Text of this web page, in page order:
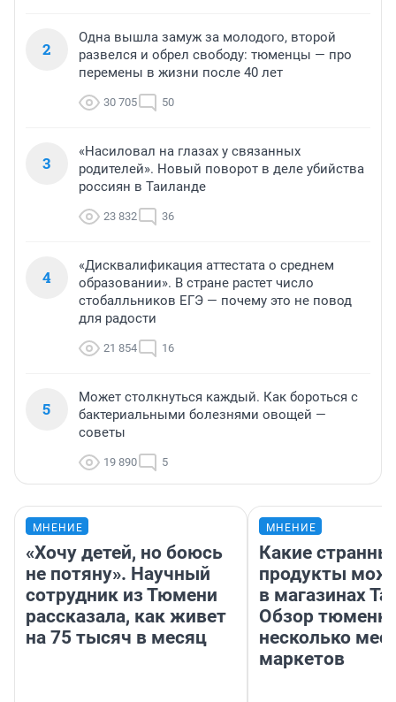
2
Одна вышла замуж за молодого, второй
развелся и обрел свободу: тюменцы — про
перемены в жизни после 40 лет
30 705 50
3
«Насиловал на глазах у связанных
родителей». Новый поворот в деле убийства
россиян в Таиланде
23 832 36
4
«Дисквалификация аттестата о среднем
образовании». В стране растет число
стобалльников ЕГЭ — почему это не повод
для радости
21 854 16
5
Может столкнуться каждый. Как бороться с
бактериальными болезнями овощей —
советы
19 890 5
МНЕНИЕ
«Хочу детей, но боюсь
не потяну». Научный
сотрудник из Тюмени
рассказала, как живет
на 75 тысяч в месяц
МНЕНИЕ
Какие
продукты
в магазинах
Обзор
несколько
маркетов